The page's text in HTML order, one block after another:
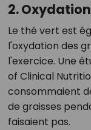
2.
Le thé vert est
l'oxydation des
l'exercice. Une
of Clinical
consommaient
de graisses
faisaient pas.